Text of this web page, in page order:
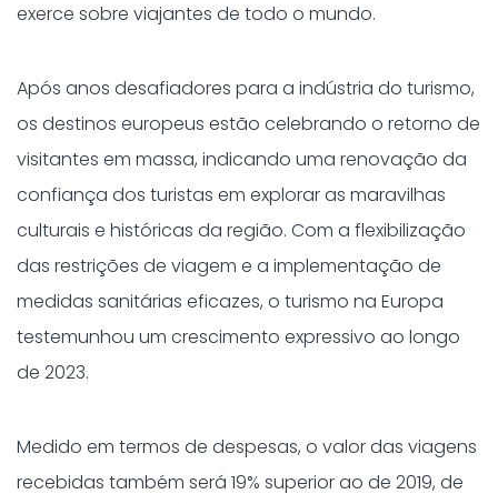
exerce sobre viajantes de todo o mundo.
Após anos desafiadores para a indústria do turismo,
os destinos europeus estão celebrando o retorno de
visitantes em massa, indicando uma renovação da
confiança dos turistas em explorar as maravilhas
culturais e históricas da região. Com a flexibilização
das restrições de viagem e a implementação de
medidas sanitárias eficazes, o turismo na Europa
testemunhou um crescimento expressivo ao longo
de 2023.
Medido em termos de despesas, o valor das viagens
recebidas também será 19% superior ao de 2019, de